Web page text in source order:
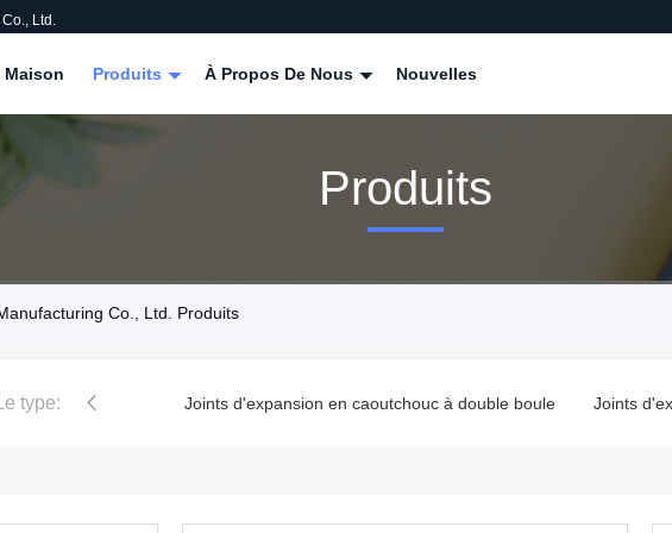
Ltd.
Maison Produits À Propos De Nous Nouvelles
Produits
Co., Ltd. Produits
Le type:en caoutchouc Joints d'expansion en caoutchouc à double boule Joints